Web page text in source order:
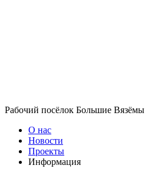
Рабочий посёлок Большие Вязёмы
О нас
Новости
Проекты
Информация